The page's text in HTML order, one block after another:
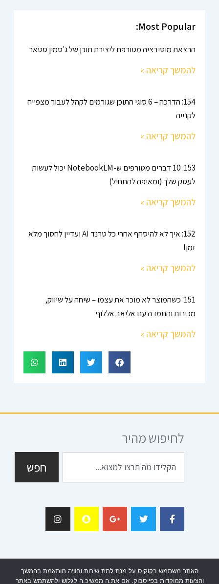
Most Popular:
הרצאת מוטיבציה מטורפת ליצירת תוכן של ג'סמין סטאר
להמשך קריאה »
154: הדרכה – 6 סוגי התוכן שגורמים לקהל לעבור מצפייה
לקנייה
להמשך קריאה »
153: 10 דברים מטורפים ש-NotebookLM יכול לעשות
לעסק שלך (ומאיפה להתחיל)
להמשך קריאה »
152: איך לא להיסחף אחרי כל טרנד AI ועדיין לחסוך מלא
זמן!
להמשך קריאה »
151: כשהמוצר לא מוכר את עצמו – שיחה על שיווק,
מכירות והתמדה עם אליאב אללוף
להמשך קריאה »
לחיפוש מהיר
חפש
a
c
e
b
k
f
w
i
t
t
o
o
g
l
p
u
n
a
p
c
t
n
s
t
a
a גישה מהירה:
האתר משתמש בקוקיס על מנת לתת שירות וחוויה מותאמת בהמשך
והצעות ממוקדות בפייסבוק. אם את.ה ממשיכ.ה לגלוש ולהשתמש באתר